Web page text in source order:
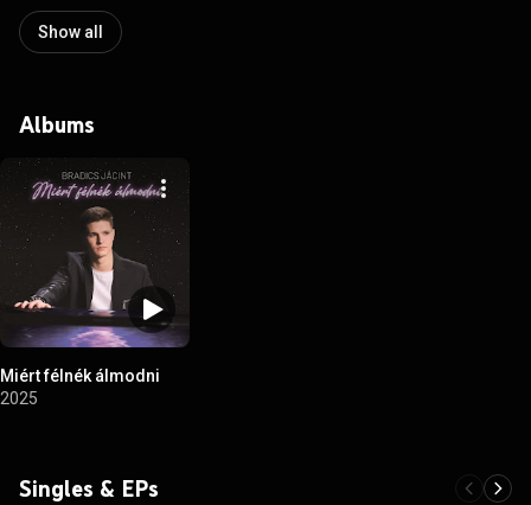
Show all
Albums
Miért félnék álmodni
2025
Singles & EPs